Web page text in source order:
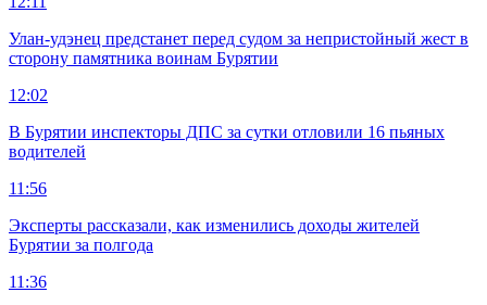
Улан-удэнец предстанет перед судом за непристойный жест в
сторону памятника воинам Бурятии
12:02
В Бурятии инспекторы ДПС за сутки отловили 16 пьяных
водителей
11:56
Эксперты рассказали, как изменились доходы жителей
Бурятии за полгода
11:36